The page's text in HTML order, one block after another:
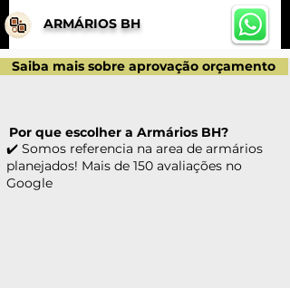
ARMÁRIOS BH
Saiba mais sobre aprovação orçamento
✔️ Somos referencia na area de armários
planejados! Mais de 150 avaliações no
Google
Por que escolher a Armários BH?